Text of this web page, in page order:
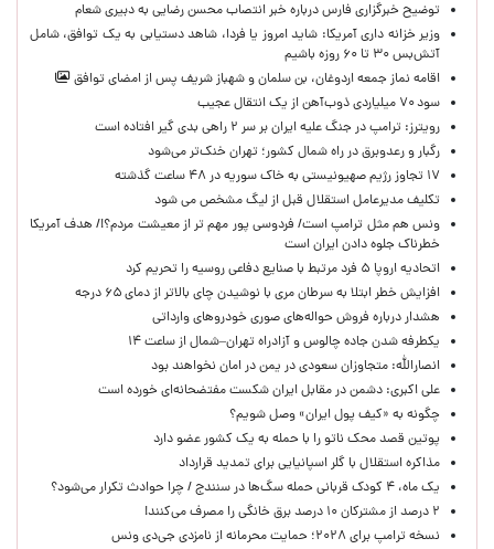
توضیح خبرگزاری فارس درباره خبر انتصاب محسن رضایی به دبیری شعام
وزیر خزانه داری آمریکا: شاید امروز یا فردا، شاهد دستیابی به یک توافق، شامل
آتش‌بس ۳۰ تا ۶۰ روزه باشیم
اقامه نماز جمعه اردوغان، بن ‌سلمان و شهباز شریف پس از امضای توافق
سود ۷۰ میلیاردی ذوب‌آهن از یک انتقال عجیب
رویترز: ترامپ در جنگ علیه ایران بر سر ۲ راهی بدی گیر افتاده است
رگبار و رعدوبرق در راه شمال کشور؛ تهران خنک‌تر می‌شود
۱۷ تجاوز رژیم صهیونیستی به خاک سوریه در ۴۸ ساعت گذشته
تکلیف مدیرعامل استقلال قبل از لیگ مشخص می شود
ونس هم مثل ترامپ است/ فردوسی پور مهم تر از معیشت مردم؟!/ هدف آمریکا
خطرناک جلوه دادن ایران است
اتحادیه اروپا ۵ فرد مرتبط با صنایع دفاعی روسیه را تحریم کرد
افزایش خطر ابتلا به سرطان مری با نوشیدن چای بالاتر از دمای ۶۵ درجه
هشدار درباره فروش حواله‌های صوری خودروهای وارداتی
یکطرفه شدن جاده چالوس و آزادراه تهران–شمال از ساعت ۱۴
انصارالله: متجاوزان سعودی در یمن در امان نخواهند بود
علی اکبری: دشمن در مقابل ایران شکست مفتضحانه‌ای خورده است
چگونه به «کیف پول ایران» وصل شویم؟
پوتین قصد محک ناتو را با حمله به یک کشور عضو دارد
مذاکره استقلال با گلر اسپانیایی برای تمدید قرارداد
یک ماه، ۴ کودک قربانی حمله سگ‌ها در سنندج / چرا حوادث تکرار می‌شود؟
۲ درصد از مشترکان ۱۰ درصد برق خانگی را مصرف می‌کنند!
نسخه ترامپ برای ۲۰۲۸؛ حمایت محرمانه از نامزدی جی‌دی ونس